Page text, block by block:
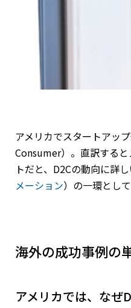
アメリカでスタートアッ
Consumer）。直訳する
トだと、D2Cの動向に詳
メーション）の一環とし
海外の成功事例の
――アメリカでは、な